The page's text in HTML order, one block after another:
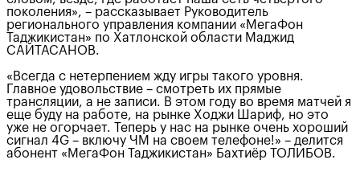
поколения», – рассказывает Руководитель
регионального управления компании «МегаФон
Таджикистан» по Хатлонской области Маджид
САЙТАСАНОВ.
«Всегда с нетерпением жду игры такого уровня.
Главное удовольствие – смотреть их прямые
трансляции, а не записи. В этом году во время матчей я
еще буду на работе, на рынке Ходжи Шариф, но это
уже не огорчает. Теперь у нас на рынке очень хороший
сигнал 4G – включу ЧМ на своем телефоне!» – делится
абонент «МегаФон Таджикистан» Бахтиёр ТОЛИБОВ.